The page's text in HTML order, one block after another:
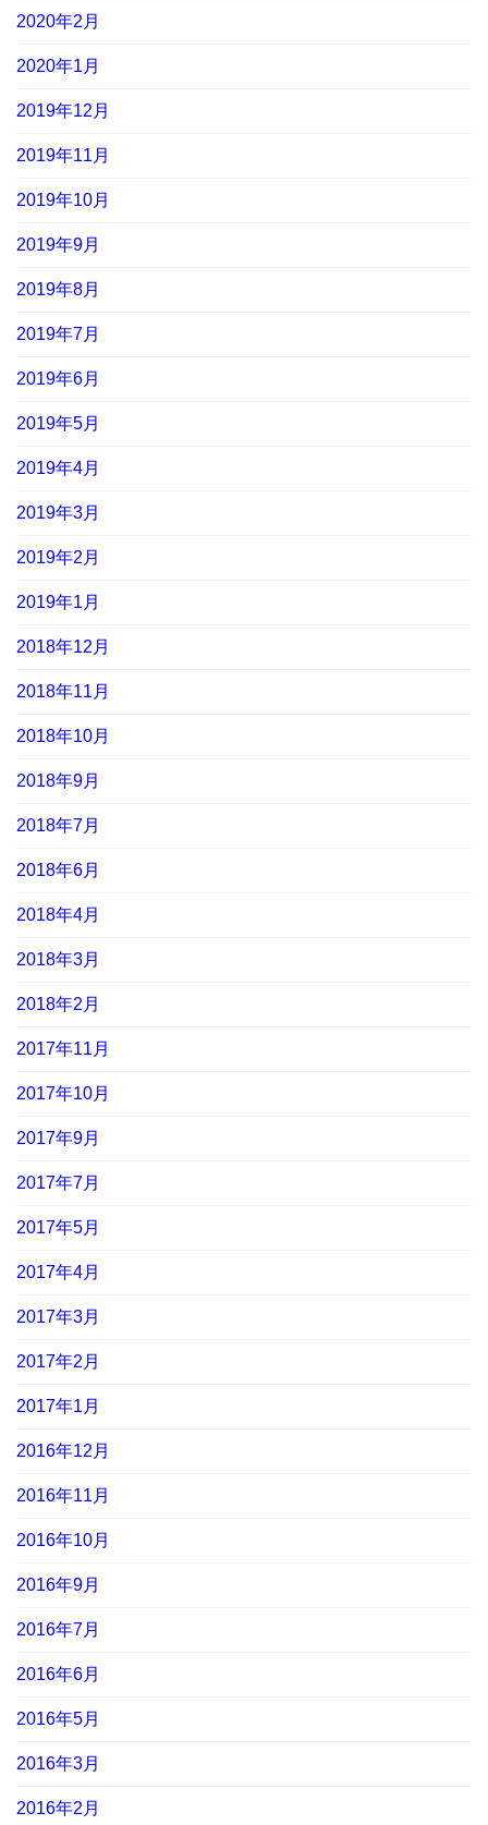
2020年2月
2020年1月
2019年12月
2019年11月
2019年10月
2019年9月
2019年8月
2019年7月
2019年6月
2019年5月
2019年4月
2019年3月
2019年2月
2019年1月
2018年12月
2018年11月
2018年10月
2018年9月
2018年7月
2018年6月
2018年4月
2018年3月
2018年2月
2017年11月
2017年10月
2017年9月
2017年7月
2017年5月
2017年4月
2017年3月
2017年2月
2017年1月
2016年12月
2016年11月
2016年10月
2016年9月
2016年7月
2016年6月
2016年5月
2016年3月
2016年2月